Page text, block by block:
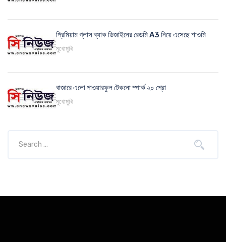
প্রিমিয়াম গ্লাস ব্যাক ডিজাইনের রেডমি A3 নিয়ে এসেছে শাওমি
মুখোমুখি
বাজারে এলো পাওয়ারফুল টেকনো স্পার্ক ২০ প্রো
মুখোমুখি